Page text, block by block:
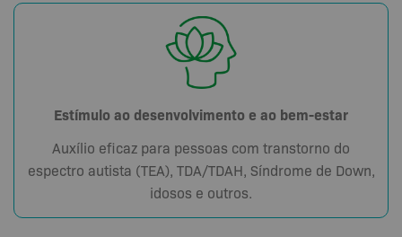
Estímulo ao desenvolvimento e ao bem-estar
Auxílio eficaz para pessoas com transtorno do
espectro autista (TEA), TDA/TDAH, Síndrome de Down,
idosos e outros.